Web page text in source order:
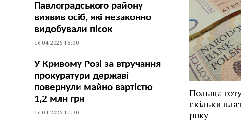
Павлоградського району
виявив осіб, які незаконно
видобували пісок
16.04.2026 18:00
У Кривому Розі за втручання
прокуратури державі
повернули майно вартістю
1,2 млн грн
16.04.2026 17:30
Польща
скільки
року